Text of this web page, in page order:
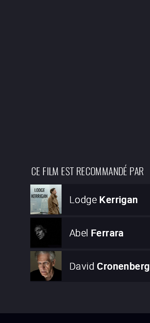
CE FILM EST RECOMMANDÉ PAR
Lodge Kerrigan
Abel Ferrara
David Cronenberg